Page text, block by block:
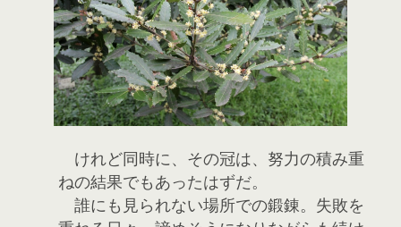
けれど同時に、その冠は、努力の積み重
ねの結果でもあったはずだ。
誰にも見られない場所での鍛錬。失敗を